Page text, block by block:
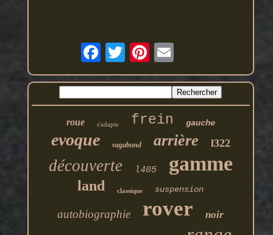
roue s'adapte frein gauche
evoque vagabond arrière l322
découverte l405 gamme
land classique suspension
autobiographie rover noir